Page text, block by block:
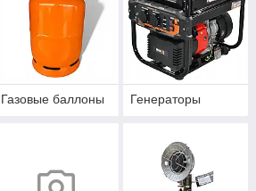
Газовые баллоны Генераторы